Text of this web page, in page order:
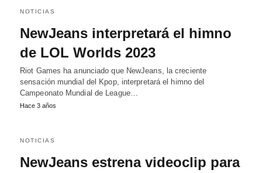
NOTICIAS
NewJeans interpretará el himno
de LOL Worlds 2023
Riot Games ha anunciado que NewJeans, la creciente
sensación mundial del Kpop, interpretará el himno del
Campeonato Mundial de League…
Hace 3 años
NOTICIAS
NewJeans estrena videoclip para